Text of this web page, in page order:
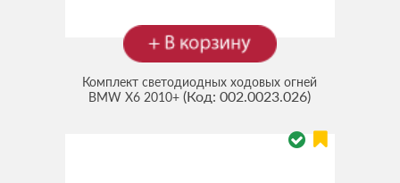
Комплект светодиодных ходовых огней
BMW X6 2010+(Код:002.0023.026)